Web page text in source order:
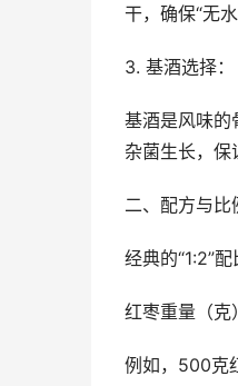
干，确保“无
3. 基酒选择：
基酒是风味的
杂菌生长，保
二、配方与比
经典的“1:2”
红枣重量（
例如，500克